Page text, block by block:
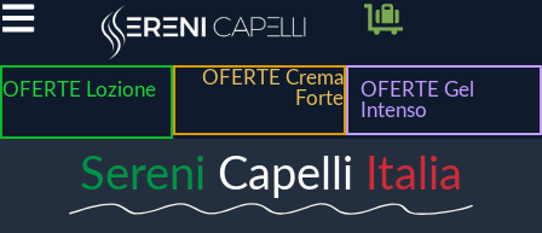
OFERTE Lozione
OFERTE Crema
Forte
OFERTE Gel
Intenso
Sereni Capelli Italia